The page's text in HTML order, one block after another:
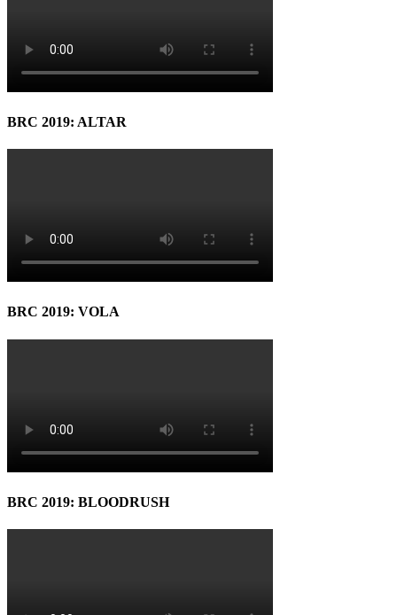
BRC 2019: ALTAR
BRC 2019: VOLA
BRC 2019: BLOODRUSH